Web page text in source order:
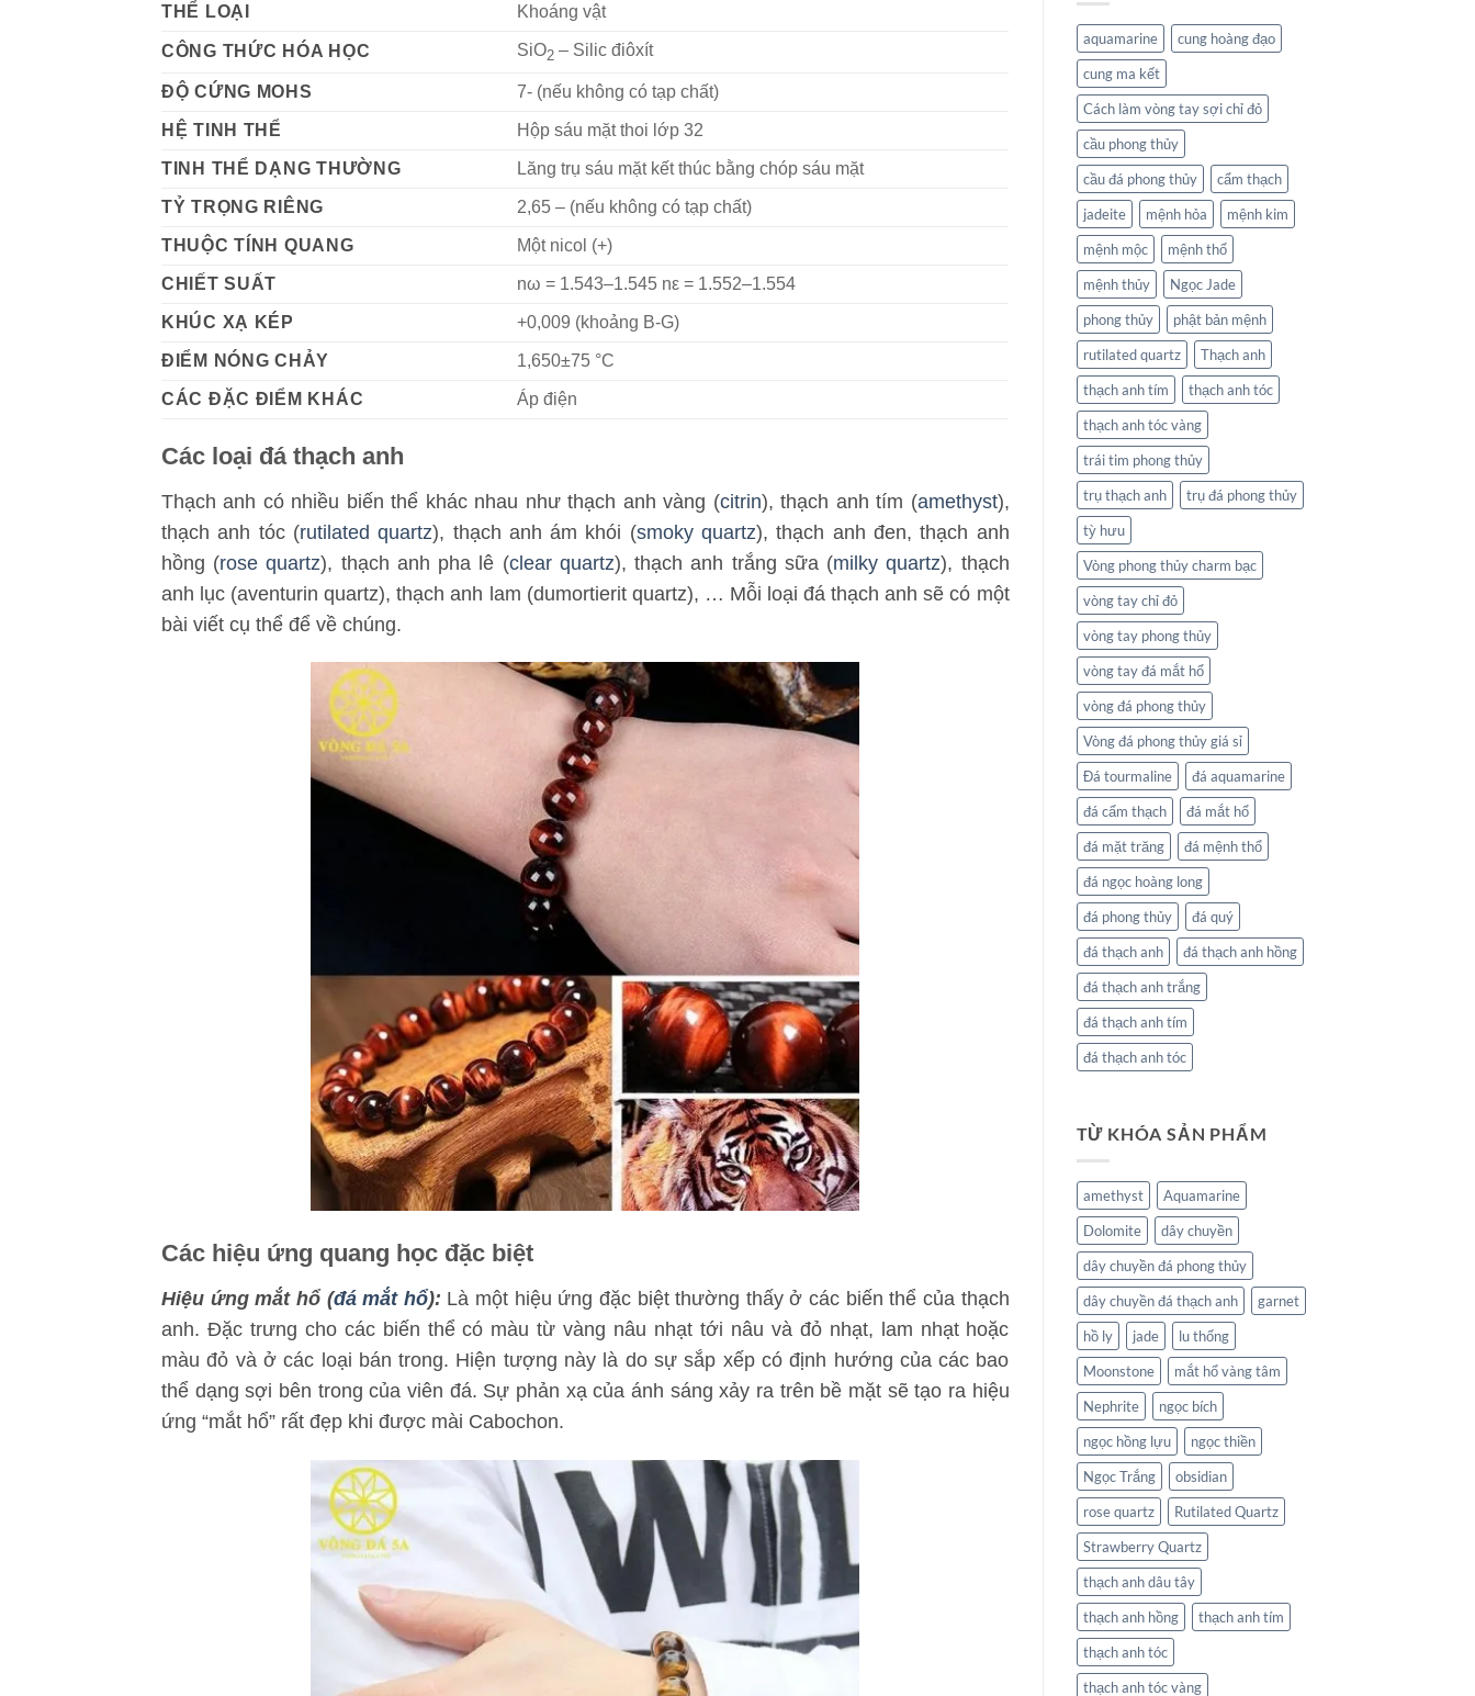
THỂ LOẠI Khoáng vật
CÔNG THỨC HÓA HỌC SiO2 – Silic điôxít
ĐỘ CỨNG MOHS 7- (nếu không có tạp chất)
HỆ TINH THỂ Hộp sáu mặt thoi lớp 32
TINH THỂ DẠNG THƯỜNG Lăng trụ sáu mặt kết thúc bằng chóp sáu mặt
TỶ TRỌNG RIÊNG 2,65 – (nếu không có tạp chất)
THUỘC TÍNH QUANG Một nicol (+)
CHIẾT SUẤT nω = 1.543–1.545 nε = 1.552–1.554
KHÚC XẠ KÉP +0,009 (khoảng B-G)
ĐIỂM NÓNG CHẢY 1,650±75 °C
CÁC ĐẶC ĐIỂM KHÁC Áp điện
Các loại đá thạch anh
Thạch anh có nhiều biến thể khác nhau như thạch anh vàng (citrin), thạch anh tím (amethyst),
thạch anh tóc (rutilated quartz), thạch anh ám khói (smoky quartz), thạch anh đen, thạch anh
hồng (rose quartz), thạch anh pha lê (clear quartz), thạch anh trắng sữa (milky quartz), thạch
anh lục (aventurin quartz), thạch anh lam (dumortierit quartz), … Mỗi loại đá thạch anh sẽ có một
bài viết cụ thể để về chúng.
Các hiệu ứng quang học đặc biệt
Hiệu ứng mắt hổ (đá mắt hổ): Là một hiệu ứng đặc biệt thường thấy ở các biến thể của thạch
anh. Đặc trưng cho các biến thể có màu từ vàng nâu nhạt tới nâu và đỏ nhạt, lam nhạt hoặc
màu đỏ và ở các loại bán trong. Hiện tượng này là do sự sắp xếp có định hướng của các bao
thể dạng sợi bên trong của viên đá. Sự phản xạ của ánh sáng xảy ra trên bề mặt sẽ tạo ra hiệu
ứng “mắt hổ” rất đẹp khi được mài Cabochon.
aquamarine
cung hoàng đạo
cung ma kết
Cách làm vòng tay sợi chỉ đỏ
cầu phong thủy
cầu đá phong thủy
cẩm thạch
jadeite
mệnh hỏa
mệnh kim
mệnh mộc
mệnh thổ
mệnh thủy
Ngọc Jade
phong thủy
phật bản mệnh
rutilated quartz
Thạch anh
thạch anh tím
thạch anh tóc
thạch anh tóc vàng
trái tim phong thủy
trụ thạch anh
trụ đá phong thủy
tỳ hưu
Vòng phong thủy charm bạc
vòng tay chỉ đỏ
vòng tay phong thủy
vòng tay đá mắt hổ
vòng đá phong thủy
Vòng đá phong thủy giá sỉ
Đá tourmaline
đá aquamarine
đá cẩm thạch
đá mắt hổ
đá mặt trăng
đá mệnh thổ
đá ngọc hoàng long
đá phong thủy
đá quý
đá thạch anh
đá thạch anh hồng
đá thạch anh trắng
đá thạch anh tím
đá thạch anh tóc
TỪ KHÓA SẢN PHẨM
amethyst
Aquamarine
Dolomite
dây chuyền
dây chuyền đá phong thủy
dây chuyền đá thạch anh
garnet
hồ ly
jade
lu thống
Moonstone
mắt hổ vàng tâm
Nephrite
ngọc bích
ngọc hồng lựu
ngọc thiền
Ngọc Trắng
obsidian
rose quartz
Rutilated Quartz
Strawberry Quartz
thạch anh dâu tây
thạch anh hồng
thạch anh tím
thạch anh tóc
thạch anh tóc vàng